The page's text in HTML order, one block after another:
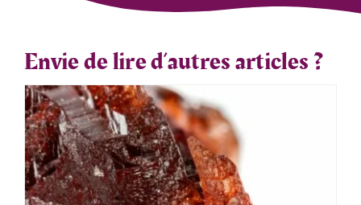
Envie de lire d’autres articles ?